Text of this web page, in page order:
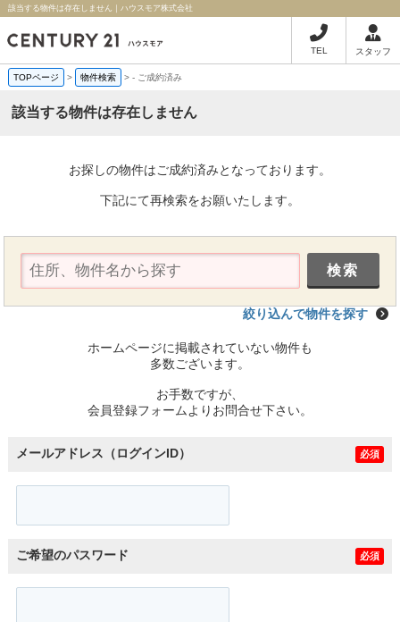
該当する物件は存在しません｜ハウスモア株式会社
TEL スタッフ
TOPページ > 物件検索 >- ご成約済み
該当する物件は存在しません
お探しの物件はご成約済みとなっております。
下記にて再検索をお願いたします。
絞り込んで物件を探す
ホームページに掲載されていない物件も
多数ございます。
お手数ですが、
会員登録フォームよりお問合せ下さい。
メールアドレス（ログインID） 必須
ご希望のパスワード 必須